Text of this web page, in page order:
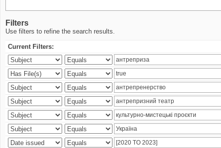
Filters
Use filters to refine the search results.
Current Filters: